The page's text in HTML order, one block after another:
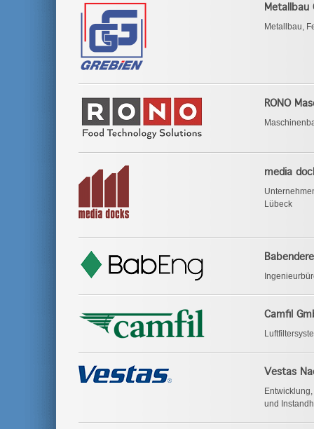
Metallbau
Metallbau,
RONO
media
Lübeck
Camfil
Vestas
und